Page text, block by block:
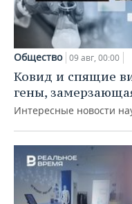
Общество 09 авг, 00:00
Ковид и спящие
гены,
Интересные новости